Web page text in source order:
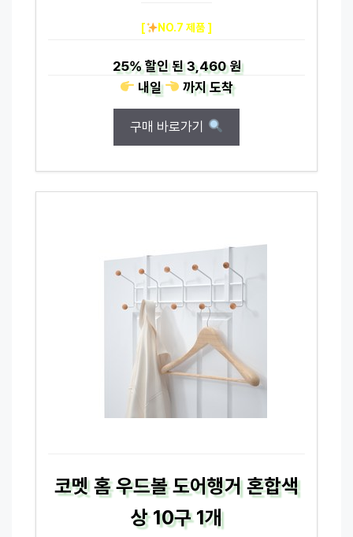
[ NO.7 제품 ]
25%할인 된3,460 원
내일
까지도착
구매 바로가기
코멧 홈 우드볼 도어행거 혼합색
상 10구 1개